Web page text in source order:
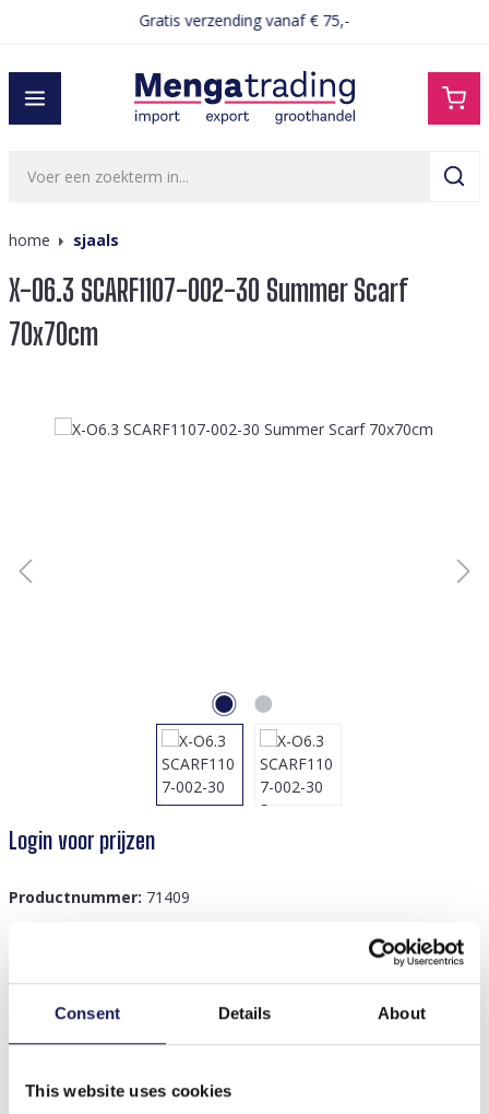
Consent Details About
This website uses cookies
Gratis verzending vanaf € 75,-
home sjaals
X-O6.3 SCARF1107-002-30 Summer Scarf
70x70cm
Afbeeldingengalerij overslaan
Login voor prijzen
Productnummer: 71409
Beschrijving